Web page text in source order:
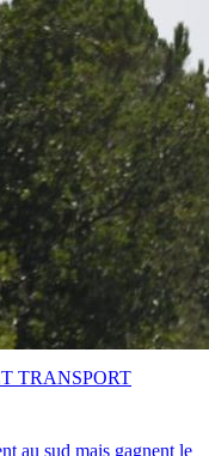
au sud mais gagnent le
TRANSPORT